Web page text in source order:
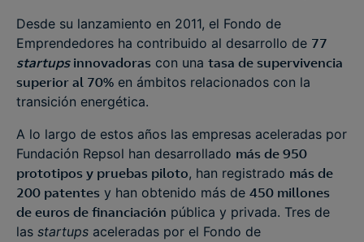
Desde su lanzamiento en 2011, el Fondo de
Emprendedores ha contribuido al desarrollo de 77
startups innovadoras con una tasa de supervivencia
superior al 70% en ámbitos relacionados con la
transición energética.
A lo largo de estos años las empresas aceleradas por
Fundación Repsol han desarrollado más de 950
prototipos y pruebas piloto, han registrado más de
200 patentes y han obtenido más de 450 millones
de euros de financiación pública y privada. Tres de
las startups aceleradas por el Fondo de